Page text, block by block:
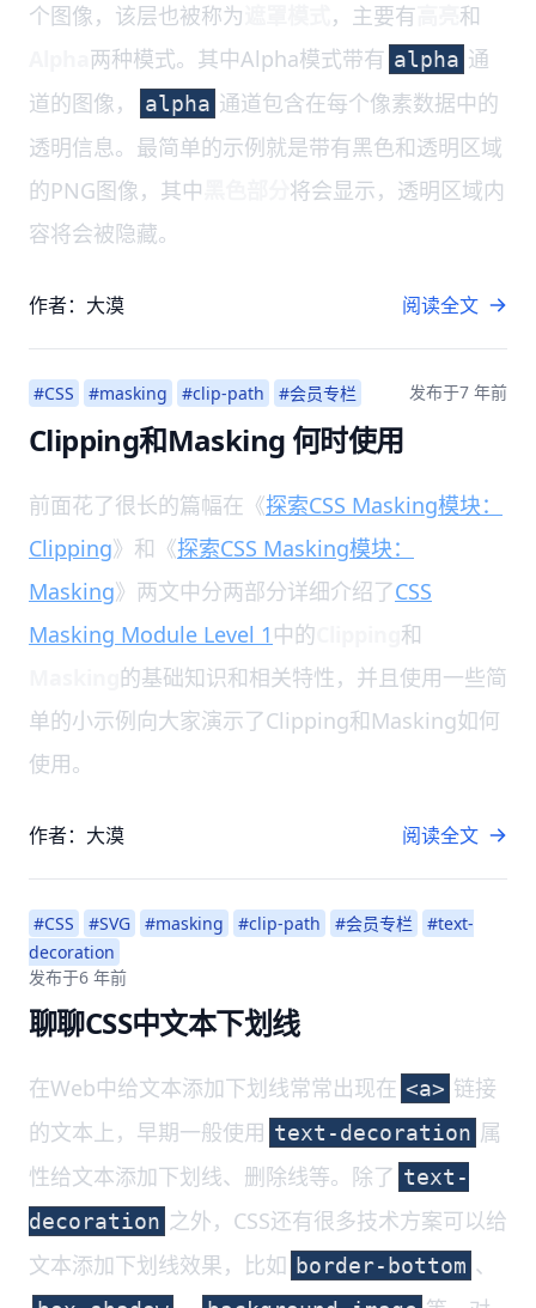
个图像，该层也被称为
，主要有
和
两种模式。其中Alpha模式带有 alpha 通
道的图像，
alpha 通道包含在每个像素数据中的
透明信息。最简单的示例就是带有黑色和透明区域
的PNG图像，其中
将会显示，透明区域内
容将会被隐藏。
作者：大漠 阅读全文
#CSS #masking #clip-path #会员专栏 发布于7 年前
Clipping和Masking 何时使用
前面花了很长的篇幅在《探索CSS Masking模块：
Clipping》和《探索CSS Masking模块：
Masking》两文中分两部分详细介绍了CSS
Masking Module Level 1 中的
和
的基础知识和相关特性，并且使用一些简
单的小示例向大家演示了Clipping和Masking如何
使用。
作者：大漠 阅读全文
#CSS #SVG #masking #clip-path #会员专栏
#text-
decoration
发布于6 年前
聊聊CSS中文本下划线
在Web中给文本添加下划线常常出现在 <a> 链接
的文本上，早期一般使用 text-decoration 属
性给文本添加下划线、删除线等。除了 text-
decoration 之外，CSS还有很多技术方案可以给
文本添加下划线效果，比如 border-bottom 、